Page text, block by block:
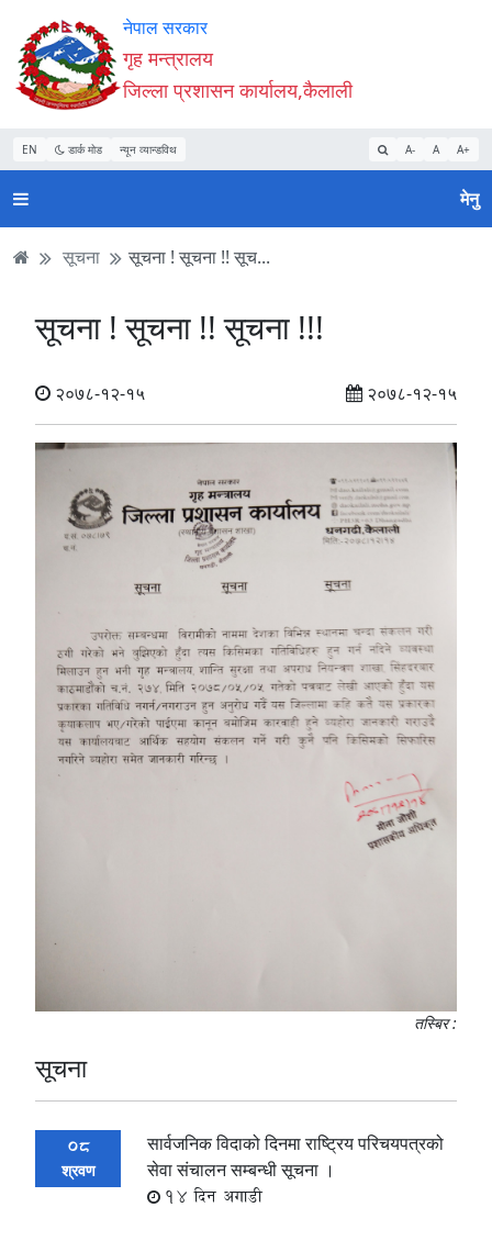
Accessibility
Mode
सुरु
गर्नुहोस्
सामाग्री
पढ्नुहाेस्
नेभिगेसन
पढ्नुहाेस्
वेबसाइट
खोजमा
जानुहोस्
नेपाल सरकार
गृह मन्त्रालय
जिल्ला प्रशासन कार्यालय,कैलाली
EN डार्क मोड न्यून व्यान्डविथ A- A A+
मेनु
सूचना सूचना ! सूचना !! सूच...
सूचना ! सूचना !! सूचना !!!
२०७८-१२-१५ २०७८-१२-१५
तस्बिर :
सूचना
08
श्रवण
सार्वजनिक विदाको दिनमा राष्ट्रिय परिचयपत्रको
सेवा संचालन सम्बन्धी सूचना ।
14 दिन अगाडी